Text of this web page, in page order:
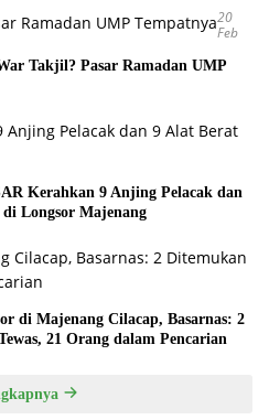
20
Feb
Takjil? Pasar Ramadan UMP
Kerahkan 9 Anjing Pelacak dan
Longsor Majenang
di Majenang Cilacap, Basarnas: 2
21 Orang dalam Pencarian